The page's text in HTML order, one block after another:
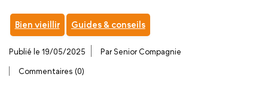
Bien vieillir Guides & conseils
Publié le 19/05/2025 Par Senior Compagnie
Commentaires (0)